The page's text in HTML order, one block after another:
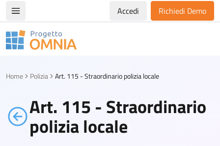
Apri/chiudi menù di navigazioneAccedi Richiedi Demo
Progetto Omnia
Home Polizia Art. 115 - Straordinario polizia locale
Art. 115 - Straordinario
polizia locale